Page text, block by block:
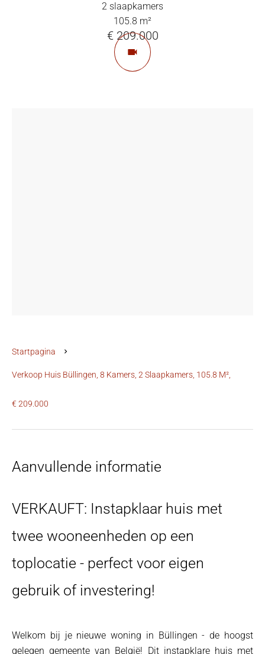
2 slaapkamers
105.8 m²
€ 209.000
Startpagina
Verkoop Huis Büllingen, 8 Kamers, 2 Slaapkamers, 105.8 M²,
€ 209.000
Aanvullende informatie
VERKAUFT: Instapklaar huis met
twee wooneenheden op een
toplocatie - perfect voor eigen
gebruik of investering!
Welkom bij je nieuwe woning in Büllingen - de hoogst
gelegen gemeente van België! Dit instapklare huis met